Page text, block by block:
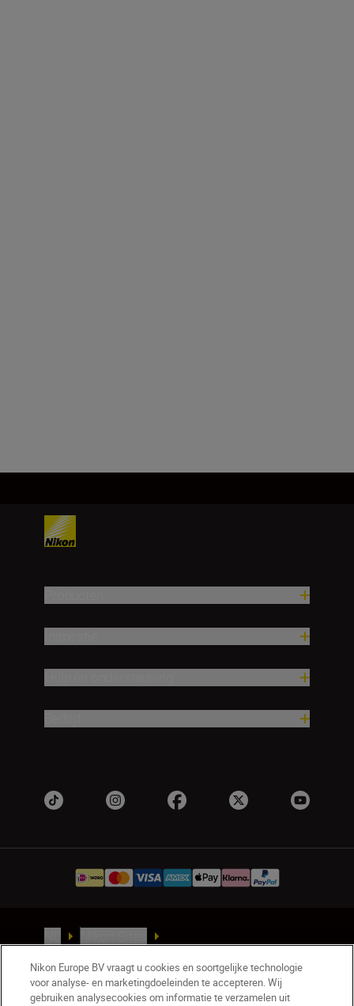
Gebruiksvoorwaarden
Nikon Store - Algemene voorwaarden
Nikon Europe BV vraagt u cookies en soortgelijke technologie
voor analyse- en marketingdoeleinden te accepteren. Wij
gebruiken analysecookies om informatie te verzamelen uit